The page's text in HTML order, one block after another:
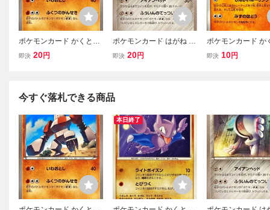
ポケモンカード かくとう
レジロック 040/081 アン
即決 20円
ポケモンカード はがね レ
ジスチル 051/081 アンコ
即決 20円
ポケモンカード か
ジーランス 048/
即決 10円
今すぐ落札できる商品
本日終了